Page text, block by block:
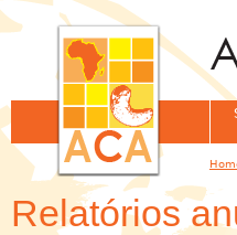
Relatórios